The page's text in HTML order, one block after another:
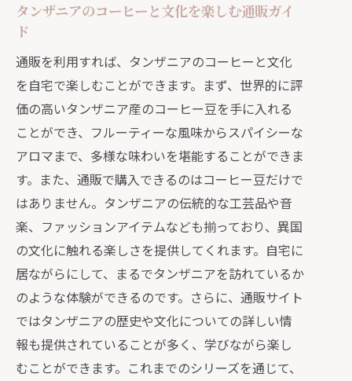
タンザニアのコーヒーと文化を楽しむ通販ガイ
ド
通販を利用すれば、タンザニアのコーヒーと文化
を自宅で楽しむことができます。まず、世界的に評
価の高いタンザニア産のコーヒー豆を手に入れる
ことができ、フルーティーな風味からスパイシーな
アロマまで、多様な味わいを堪能することができま
す。また、通販で購入できるのはコーヒー豆だけで
はありません。タンザニアの伝統的な工芸品や音
楽、ファッションアイテムなども揃っており、異国
の文化に触れる楽しさを提供してくれます。自宅に
居ながらにして、まるでタンザニアを訪れているか
のような体験ができるのです。さらに、通販サイト
ではタンザニアの歴史や文化についての詳しい情
報も提供されていることが多く、学びながら楽し
むことができます。これまでのシリーズを通じて、